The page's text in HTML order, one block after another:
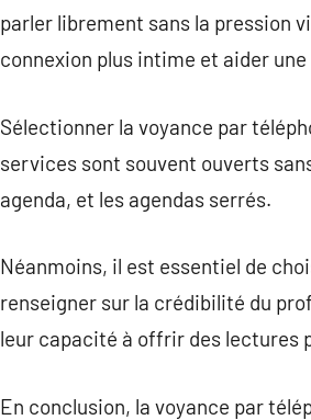
parler librement sans la pression
connexion plus intime et aider
Sélectionner la voyance par
services sont souvent ouverts
agenda, et les agendas serrés.
Néanmoins, il est essentiel de
renseigner sur la crédibilité du
leur capacité à offrir des lectures
En conclusion, la voyance par